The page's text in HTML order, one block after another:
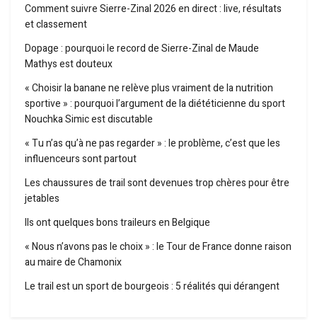
Comment suivre Sierre-Zinal 2026 en direct : live, résultats
et classement
Dopage : pourquoi le record de Sierre-Zinal de Maude
Mathys est douteux
« Choisir la banane ne relève plus vraiment de la nutrition
sportive » : pourquoi l’argument de la diététicienne du sport
Nouchka Simic est discutable
« Tu n’as qu’à ne pas regarder » : le problème, c’est que les
influenceurs sont partout
Les chaussures de trail sont devenues trop chères pour être
jetables
Ils ont quelques bons traileurs en Belgique
« Nous n’avons pas le choix » : le Tour de France donne raison
au maire de Chamonix
Le trail est un sport de bourgeois : 5 réalités qui dérangent